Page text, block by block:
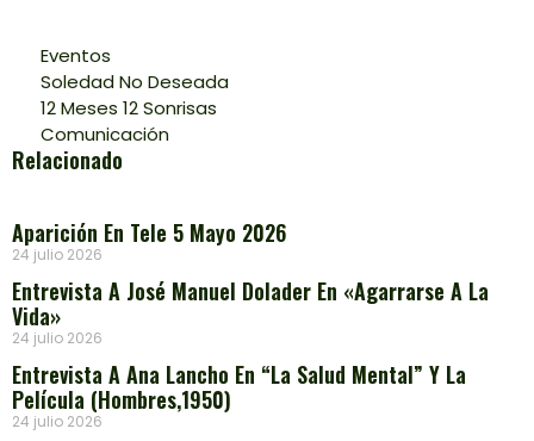
Eventos
Soledad No Deseada
12 Meses 12 Sonrisas
Comunicación
Relacionado
Aparición En Tele 5 Mayo 2026
24 julio 2026
Entrevista A José Manuel Dolader En «Agarrarse A La
Vida»
24 julio 2026
Entrevista A Ana Lancho En “La Salud Mental” Y La
Película (Hombres,1950)
24 julio 2026